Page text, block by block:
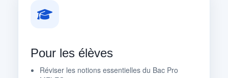
Pour les élèves
Réviser les notions essentielles du Bac Pro